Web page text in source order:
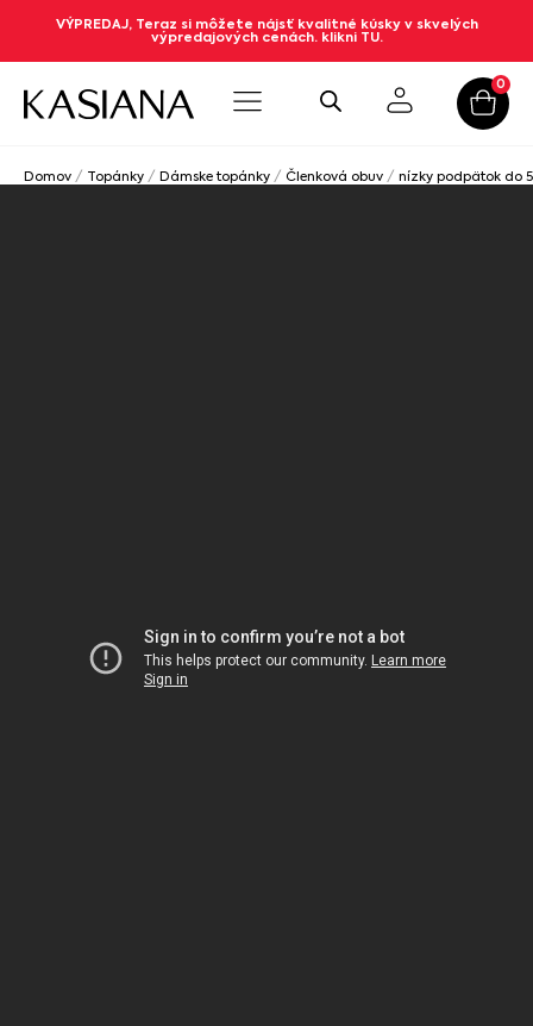
VÝPREDAJ, Teraz si môžete nájsť kvalitné kúsky v skvelých
výpredajových cenách. klikni TU.
0
Domov / Topánky / Dámske topánky / Členková obuv / nízky podpätok do